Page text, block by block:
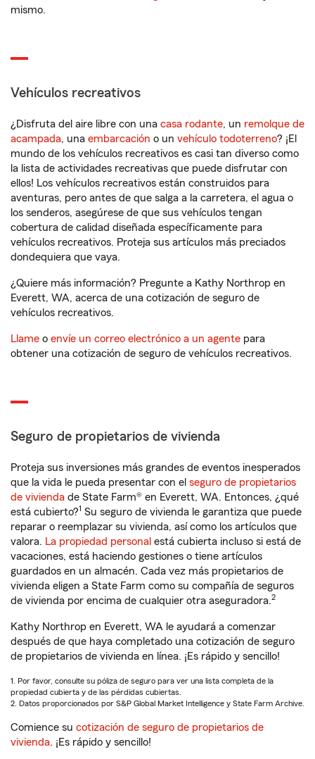
mismo.
Vehículos recreativos
¿Disfruta del aire libre con una casa rodante, un remolque de
acampada, una embarcación o un vehículo todoterreno? ¡El
mundo de los vehículos recreativos es casi tan diverso como
la lista de actividades recreativas que puede disfrutar con
ellos! Los vehículos recreativos están construidos para
aventuras, pero antes de que salga a la carretera, el agua o
los senderos, asegúrese de que sus vehículos tengan
cobertura de calidad diseñada específicamente para
vehículos recreativos. Proteja sus artículos más preciados
dondequiera que vaya.
¿Quiere más información? Pregunte a Kathy Northrop en
Everett, WA, acerca de una cotización de seguro de
vehículos recreativos.
Llame o envíe un correo electrónico a un agente para
obtener una cotización de seguro de vehículos recreativos.
Seguro de propietarios de vivienda
Proteja sus inversiones más grandes de eventos inesperados
que la vida le pueda presentar con el seguro de propietarios
de vivienda de State Farm® en Everett, WA. Entonces, ¿qué
está cubierto?1 Su seguro de vivienda le garantiza que puede
reparar o reemplazar su vivienda, así como los artículos que
valora. La propiedad personal está cubierta incluso si está de
vacaciones, está haciendo gestiones o tiene artículos
guardados en un almacén. Cada vez más propietarios de
vivienda eligen a State Farm como su compañía de seguros
de vivienda por encima de cualquier otra aseguradora.2
Kathy Northrop en Everett, WA le ayudará a comenzar
después de que haya completado una cotización de seguro
de propietarios de vivienda en línea. ¡Es rápido y sencillo!
1. Por favor, consulte su póliza de seguro para ver una lista completa de la
propiedad cubierta y de las pérdidas cubiertas.
2. Datos proporcionados por S&P Global Market Intelligence y State Farm Archive.
Comience su cotización de seguro de propietarios de
vivienda. ¡Es rápido y sencillo!